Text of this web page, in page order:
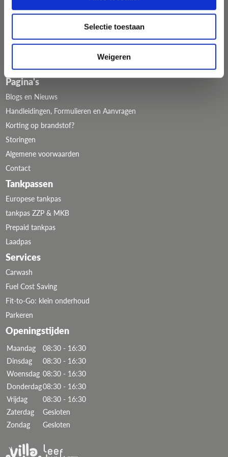
Selectie toestaan
Weigeren
088 110 5000
Pagina's
Blogs en Nieuws
Handleidingen, Formulieren en Aanvragen
Korting op brandstof?
Storingen
Algemene voorwaarden
Contact
Tankpassen
Europese tankpas
tankpas ZZP & MKB
Prepaid tankpas
Laadpas
Services
Carwash
Fuel Cost Saving
Fit-to-Go: klein onderhoud
Parkeren
Openingstijden
Maandag
08:30 - 16:30
Dinsdag
08:30 - 16:30
Woensdag 08:30 - 16:30
Donderdag08:30 - 16:30
Vrijdag
08:30 - 16:30
Zaterdag
Gesloten
Zondag
Gesloten